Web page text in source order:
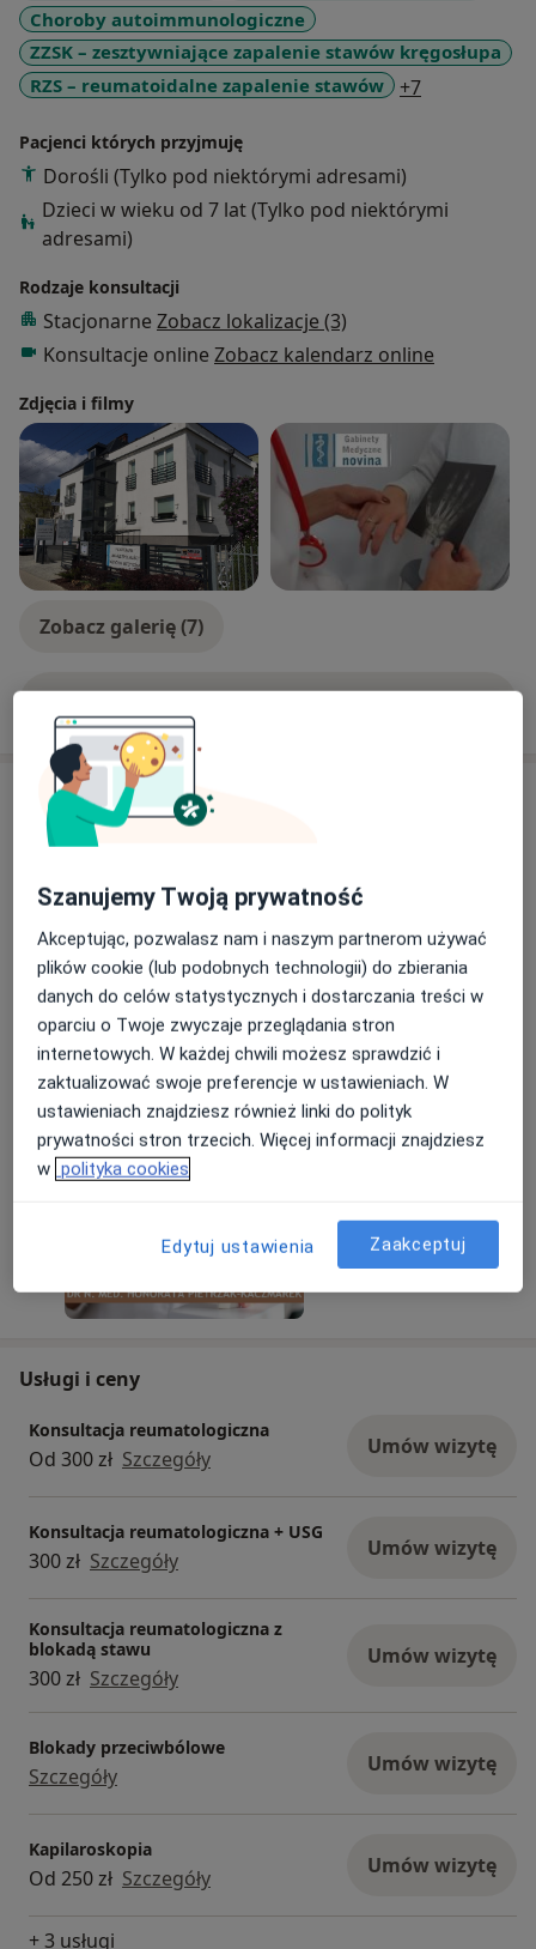
Choroby autoimmunologiczne
ZZSK – zesztywniające zapalenie stawów kręgosłupa
RZS – reumatoidalne zapalenie stawów
+7
Pacjenci których przyjmuję
Dorośli (Tylko pod niektórymi adresami)
Dzieci w wieku od 7 lat (Tylko pod niektórymi
adresami)
Rodzaje konsultacji
Stacjonarne Zobacz lokalizacje (3)
Konsultacje online Zobacz kalendarz online
Zdjęcia i filmy
Zobacz galerię (7)
Aktualności
dr n. med. Honorata Pietrzak-Kaczmarek
Ból i sztywność stawów, przewlekłe zmęczenie,
zmiany zapalne? Konsultacja reumatologiczna
może być pierwszym krokiem do poprawy jakości
życia. Zapraszamy na wizyty.
22/04/2026
Usługi i ceny
Konsultacja reumatologiczna
Od 300 zł Szczegóły Umów wizytę
Konsultacja reumatologiczna + USG
300 zł Szczegóły Umów wizytę
Konsultacja reumatologiczna z
blokadą stawu
300 zł Szczegóły
Umów wizytę
Blokady przeciwbólowe
Szczegóły Umów wizytę
Kapilaroskopia
Od 250 zł Szczegóły Umów wizytę
+ 3 usługi
Szanujemy Twoją prywatność
Akceptując, pozwalasz nam i naszym partnerom używać
plików cookie (lub podobnych technologii) do zbierania
danych do celów statystycznych i dostarczania treści w
oparciu o Twoje zwyczaje przeglądania stron
internetowych. W każdej chwili możesz sprawdzić i
zaktualizować swoje preferencje w ustawieniach. W
ustawieniach znajdziesz również linki do polityk
prywatności stron trzecich. Więcej informacji znajdziesz
w polityka cookies
Edytuj ustawienia Zaakceptuj